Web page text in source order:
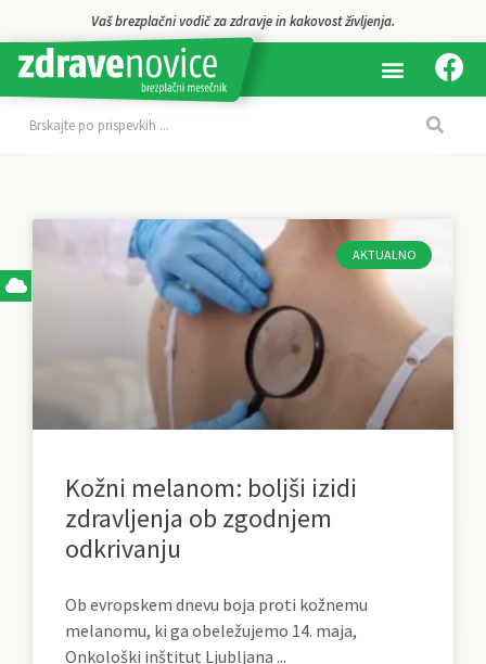
Z vami že 16 let.
AKTUALNO
Kožni melanom: boljši izidi
zdravljenja ob zgodnjem
odkrivanju
Ob evropskem dnevu boja proti kožnemu
melanomu, ki ga obeležujemo 14. maja,
Onkološki inštitut Ljubljana